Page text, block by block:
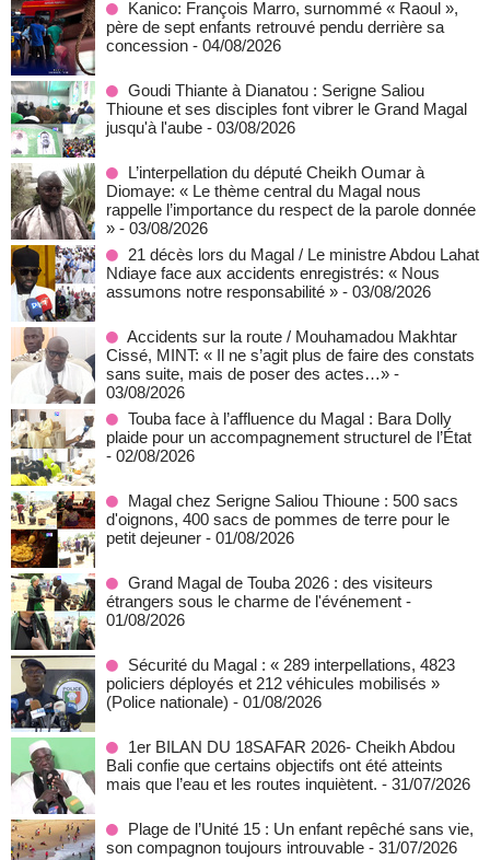
Kanico: François Marro, surnommé « Raoul »,
père de sept enfants retrouvé pendu derrière sa
concession - 04/08/2026
Goudi Thiante à Dianatou : Serigne Saliou
Thioune et ses disciples font vibrer le Grand Magal
jusqu'à l'aube - 03/08/2026
L’interpellation du député Cheikh Oumar à
Diomaye: « Le thème central du Magal nous
rappelle l’importance du respect de la parole donnée
» - 03/08/2026
21 décès lors du Magal / Le ministre Abdou Lahat
Ndiaye face aux accidents enregistrés: « Nous
assumons notre responsabilité » - 03/08/2026
Accidents sur la route / Mouhamadou Makhtar
Cissé, MINT: « Il ne s’agit plus de faire des constats
sans suite, mais de poser des actes…» -
03/08/2026
Touba face à l’affluence du Magal : Bara Dolly
plaide pour un accompagnement structurel de l’État
- 02/08/2026
Magal chez Serigne Saliou Thioune : 500 sacs
d'oignons, 400 sacs de pommes de terre pour le
petit dejeuner - 01/08/2026
Grand Magal de Touba 2026 : des visiteurs
étrangers sous le charme de l'événement -
01/08/2026
Sécurité du Magal : « 289 interpellations, 4823
policiers déployés et 212 véhicules mobilisés »
(Police nationale) - 01/08/2026
1er BILAN DU 18SAFAR 2026- Cheikh Abdou
Bali confie que certains objectifs ont été atteints
mais que l’eau et les routes inquiètent. - 31/07/2026
Plage de l’Unité 15 : Un enfant repêché sans vie,
son compagnon toujours introuvable - 31/07/2026